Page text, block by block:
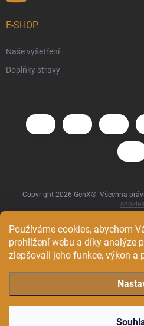
Používáme cookies, abychom
prohlížení webu a díky analýze
zlepšovali jeho funkce, výkon a
E-SHOP
Naše vyšetření
Doplňky stravy
Copyright 2026 GenX®. Všechna
cookies